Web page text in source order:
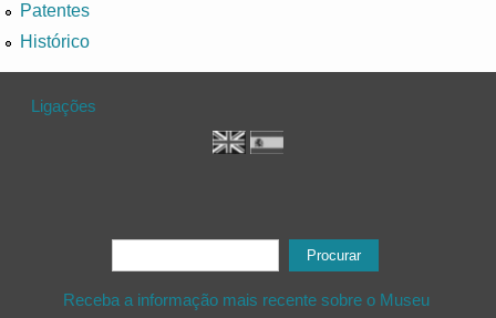
Patentes
Histórico
Ligações
Formulário de procura
Receba a informação mais recente sobre o Museu